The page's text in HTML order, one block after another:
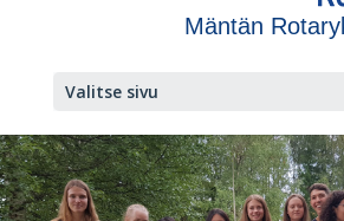
Mäntän
Valitse sivu